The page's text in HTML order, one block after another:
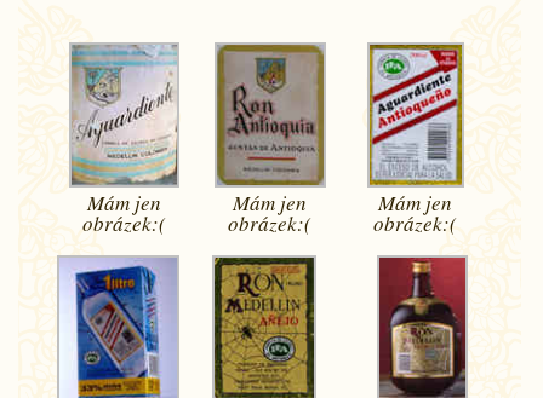
Mám jen
obrázek:(
Mám jen
obrázek:(
Mám jen
obrázek:(